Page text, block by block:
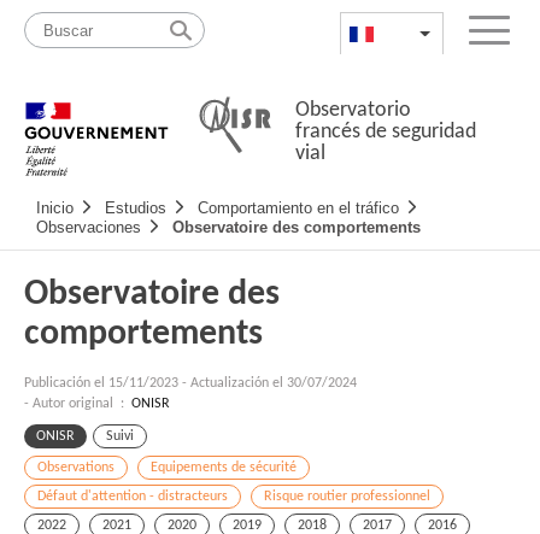
Pasar
contenido
Mapa
web
List additional
Menu
Observatorio
francés de seguridad
vial
Navigation
principale
Inicio Estudios
Comportamiento en el tráfico
Observaciones
Observatoire des comportements
Observatoire des
comportements
Publicación el 15/11/2023 - Actualización el 30/07/2024
- Autor original : ONISR
ONISR Suivi
Observations
Equipements de sécurité
Défaut d'attention - distracteurs
Risque routier professionnel
2022
2021 2020 2019 2018 2017
2016